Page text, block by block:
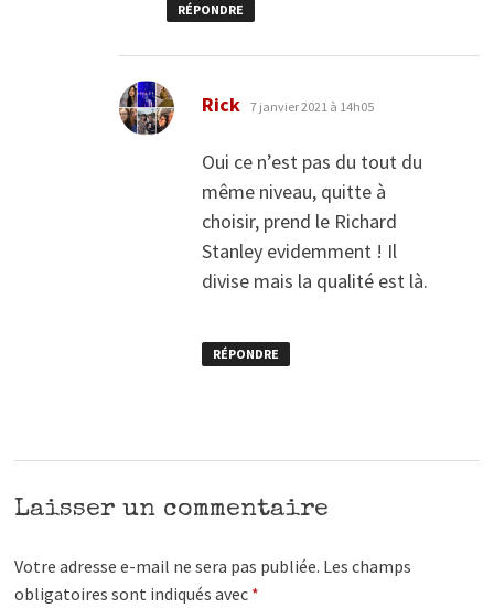
RÉPONDRE
Rick dit :
7 janvier 2021 à 14h05
Oui ce n’est pas du tout du
même niveau, quitte à
choisir, prend le Richard
Stanley evidemment ! Il
divise mais la qualité est là.
RÉPONDRE
Laisser un commentaire
Votre adresse e-mail ne sera pas publiée. Les champs
obligatoires sont indiqués avec *